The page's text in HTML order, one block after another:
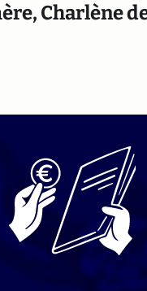
Charlène